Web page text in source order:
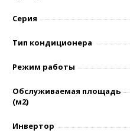
Серия
Тип кондиционера
Режим работы
Обслуживаемая площадь
(м2)
Инвертор